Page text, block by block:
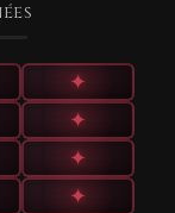
✦
✦
✦
✦